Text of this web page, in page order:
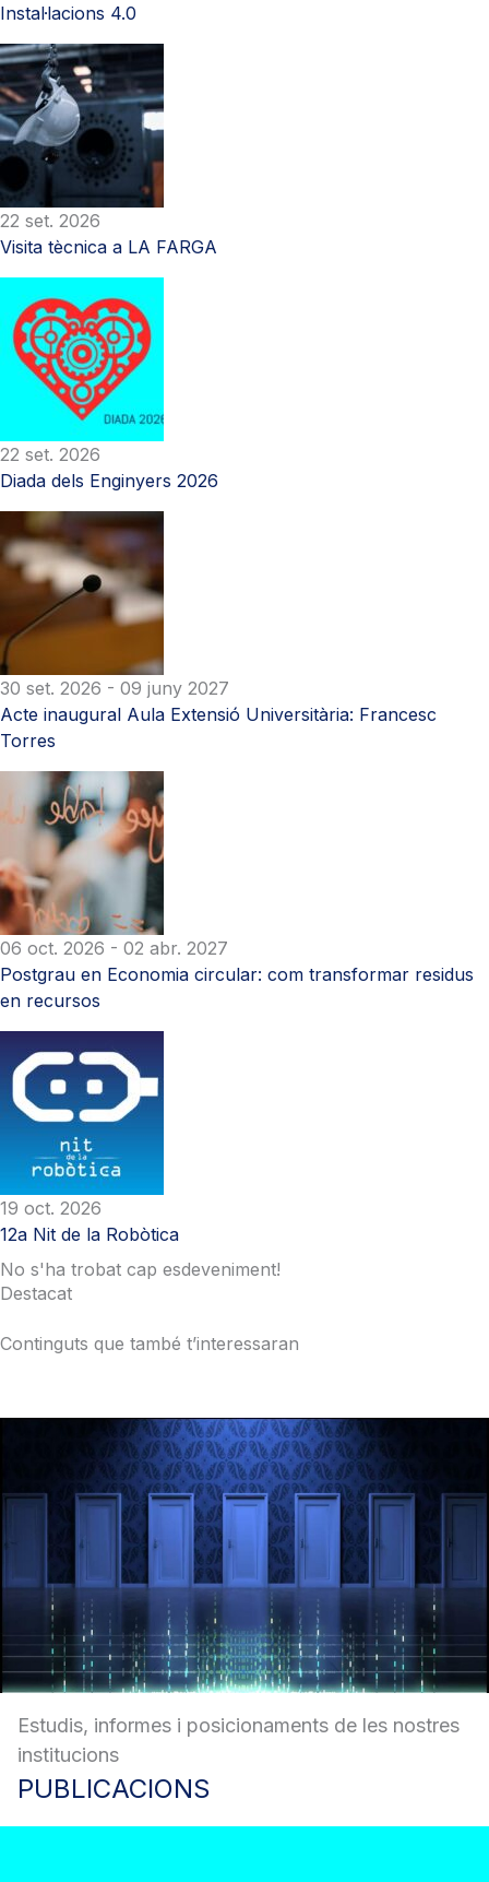
Instal·lacions 4.0
22 set. 2026
Visita tècnica a LA FARGA
22 set. 2026
Diada dels Enginyers 2026
30 set. 2026 - 09 juny 2027
Acte inaugural Aula Extensió Universitària: Francesc
Torres
06 oct. 2026 - 02 abr. 2027
Postgrau en Economia circular: com transformar residus
en recursos
19 oct. 2026
12a Nit de la Robòtica
No s'ha trobat cap esdeveniment!
Destacat
Continguts que també t’interessaran
Estudis, informes i posicionaments de les nostres
institucions
PUBLICACIONS